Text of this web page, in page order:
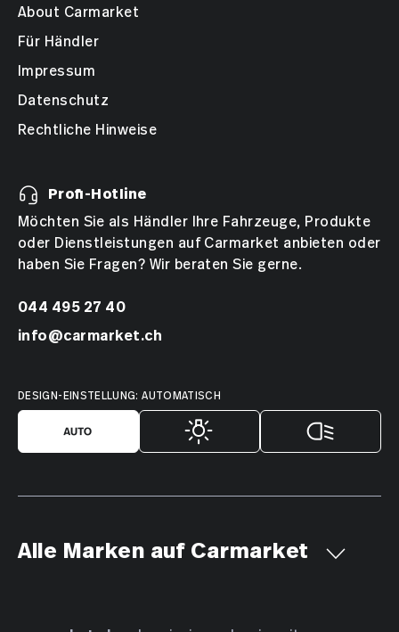
About Carmarket
Für Händler
Impressum
Datenschutz
Rechtliche Hinweise
Profi-Hotline
Möchten Sie als Händler Ihre Fahrzeuge, Produkte
oder Dienstleistungen auf Carmarket anbieten oder
haben Sie Fragen? Wir beraten Sie gerne.
044 495 27 40
info@carmarket.ch
DESIGN-EINSTELLUNG: AUTOMATISCH
Alle Marken auf Carmarket